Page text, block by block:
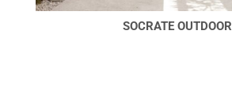
SOCRATE OUTDOOR